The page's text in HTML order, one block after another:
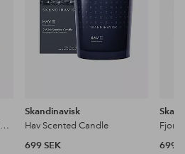
Cabana Doftljus Rostrandig keramik - Sienna Sunset Boxad
Skandinavisk
Hav Scented Candle
699 SEK
Fjord
699